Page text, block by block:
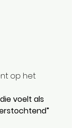
op het
voelt als